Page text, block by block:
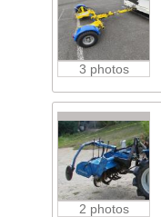
3 photos
2 photos